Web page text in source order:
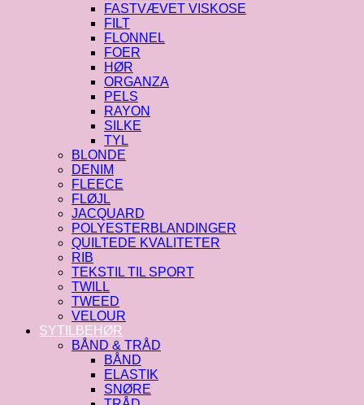
FASTVÆVET VISKOSE
FILT
FLONNEL
FOER
HØR
ORGANZA
PELS
RAYON
SILKE
TYL
BLONDE
DENIM
FLEECE
FLØJL
JACQUARD
POLYESTERBLANDINGER
QUILTEDE KVALITETER
RIB
TEKSTIL TIL SPORT
TWILL
TWEED
VELOUR
SYTILBEHØR
BÅND & TRÅD
BÅND
ELASTIK
SNØRE